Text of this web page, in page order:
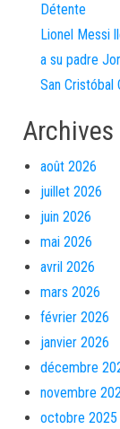
Détente
Lionel Messi
a su padre
San Cristóbal
Archives
août 2026
juillet 2026
juin 2026
mai 2026
avril 2026
mars 2026
février 2026
janvier 2026
décembre
novembre
octobre 2025